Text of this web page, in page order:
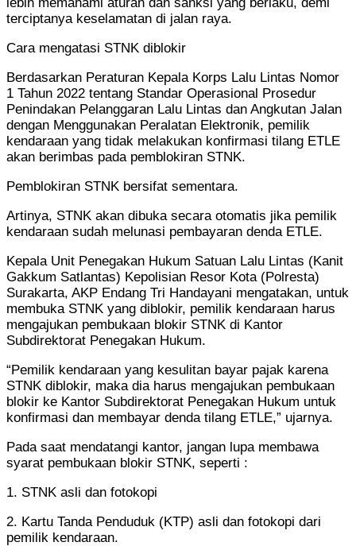
terciptanya keselamatan di jalan raya.
Cara mengatasi STNK diblokir
Berdasarkan Peraturan Kepala Korps Lalu Lintas Nomor
1 Tahun 2022 tentang Standar Operasional Prosedur
Penindakan Pelanggaran Lalu Lintas dan Angkutan Jalan
dengan Menggunakan Peralatan Elektronik, pemilik
kendaraan yang tidak melakukan konfirmasi tilang ETLE
akan berimbas pada pemblokiran STNK.
Pemblokiran STNK bersifat sementara.
Artinya, STNK akan dibuka secara otomatis jika pemilik
kendaraan sudah melunasi pembayaran denda ETLE.
Kepala Unit Penegakan Hukum Satuan Lalu Lintas (Kanit
Gakkum Satlantas) Kepolisian Resor Kota (Polresta)
Surakarta, AKP Endang Tri Handayani mengatakan, untuk
membuka STNK yang diblokir, pemilik kendaraan harus
mengajukan pembukaan blokir STNK di Kantor
Subdirektorat Penegakan Hukum.
“Pemilik kendaraan yang kesulitan bayar pajak karena
STNK diblokir, maka dia harus mengajukan pembukaan
blokir ke Kantor Subdirektorat Penegakan Hukum untuk
konfirmasi dan membayar denda tilang ETLE,” ujarnya.
Pada saat mendatangi kantor, jangan lupa membawa
syarat pembukaan blokir STNK, seperti :
1. STNK asli dan fotokopi
2. Kartu Tanda Penduduk (KTP) asli dan fotokopi dari
pemilik kendaraan.